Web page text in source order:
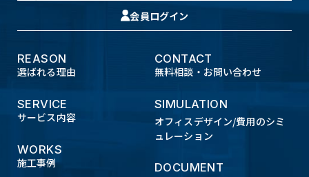
会員ログイン
REASON
選ばれる理由
SERVICE
サービス内容
WORKS
施工事例
CONTACT
無料相談・お問い合わせ
SIMULATION
オフィスデザイン/費用のシミ
ュレーション
DOCUMENT